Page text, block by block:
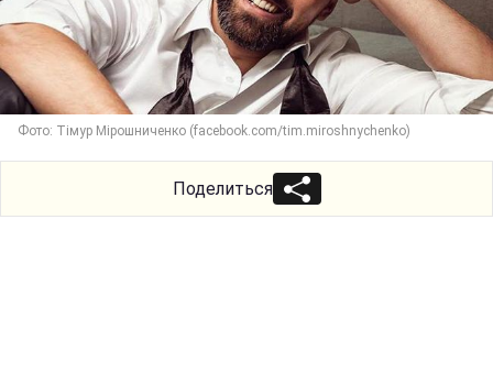
Фото: Тімур Мірошниченко (facebook.com/tim.miroshnychenko)
Поделиться